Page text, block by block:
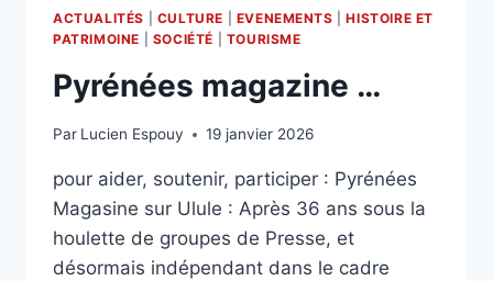
ACTUALITÉS CULTURE EVENEMENTS |HISTOIRE ET
PATRIMOINE
SOCIÉTÉ TOURISME
Pyrénées magazine …
Par Lucien Espouy 19 janvier 2026
pour aider, soutenir, participer : Pyrénées
Magasine sur Ulule : Après 36 ans sous la
houlette de groupes de Presse, et
désormais indépendant dans le cadre